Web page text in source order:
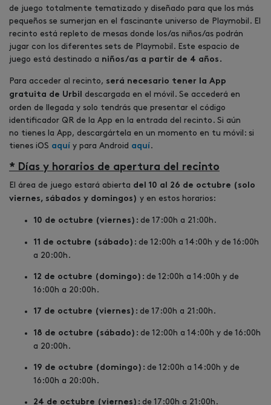
de juego totalmente tematizado y diseñado para que los más
pequeños se sumerjan en el fascinante universo de Playmobil. El
recinto está repleto de mesas donde los/as niños/as podrán
jugar con los diferentes sets de Playmobil. Este espacio de
juego está destinado a niños/as a partir de 4 años.
Para acceder al recinto, será necesario tener la App
gratuita de Urbil
descargada en el móvil. Se accederá en
orden de llegada y solo tendrás que presentar el código
identificador QR de la App en la entrada del recinto. Si aún
no tienes la App, descargártela en un momento en tu móvil: si
tienes iOS aquí y para Android aquí .
* Días y horarios de apertura del recinto
El área de juego estará abierta del 10 al 26 de octubre (solo
viernes, sábados y domingos) y en estos horarios:
10 de octubre (viernes): de 17:00h a 21:00h.
11 de octubre (sábado): de 12:00h a 14:00h y de 16:00h
a 20:00h.
12 de octubre (domingo): de 12:00h a 14:00h y de
16:00h a 20:00h.
17 de octubre (viernes): de 17:00h a 21:00h.
18 de octubre (sábado): de 12:00h a 14:00h y de 16:00h
a 20:00h.
19 de octubre (domingo): de 12:00h a 14:00h y de
16:00h a 20:00h.
24 de octubre (viernes): de 17:00h a 21:00h.